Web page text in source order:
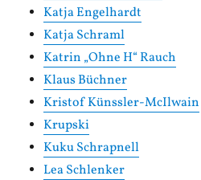
Katja Engelhardt
Katja Schraml
Katrin „Ohne H“ Rauch
Klaus Büchner
Kristof Künssler-McIlwain
Krupski
Kuku Schrapnell
Lea Schlenker